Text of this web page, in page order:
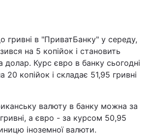
гривні в "ПриватБанку" у середу,
на 5 копійок і становить
долар. Курс євро в банку сьогодні
копійок і складає 51,95 гривні
валюту в банку можна за
а євро - за курсом 50,95
іноземної валюти.